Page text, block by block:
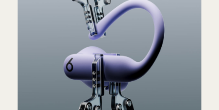
movimiento para reproducir o pausar
sonido automáticamente
Audífonos Powerbeats Pro 2 inalámbricos
de verdad
Almohadillas de silicón en cinco opciones
de tamaño: XS, S, M, L, XL (las medianas